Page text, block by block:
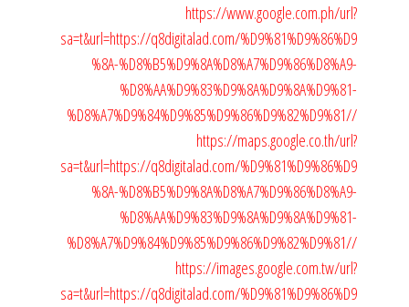
https://www.google.com.ph/url?
sa=t&url=https://q8digitalad.com/%D9%81%D9%86%D9
%8A-%D8%B5%D9%8A%D8%A7%D9%86%D8%A9-
%D8%AA%D9%83%D9%8A%D9%8A%D9%81-
%D8%A7%D9%84%D9%85%D9%86%D9%82%D9%81//
https://maps.google.co.th/url?
sa=t&url=https://q8digitalad.com/%D9%81%D9%86%D9
%8A-%D8%B5%D9%8A%D8%A7%D9%86%D8%A9-
%D8%AA%D9%83%D9%8A%D9%8A%D9%81-
%D8%A7%D9%84%D9%85%D9%86%D9%82%D9%81//
https://images.google.com.tw/url?
sa=t&url=https://q8digitalad.com/%D9%81%D9%86%D9